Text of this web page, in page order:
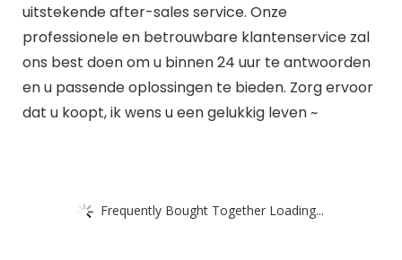
uitstekende after-sales service. Onze
professionele en betrouwbare klantenservice zal
ons best doen om u binnen 24 uur te antwoorden
en u passende oplossingen te bieden. Zorg ervoor
dat u koopt, ik wens u een gelukkig leven ~
Frequently Bought Together Loading...